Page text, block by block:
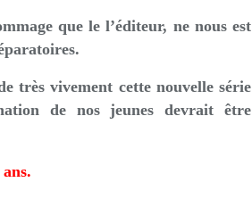
que le l’éditeur, ne nous est
très vivement cette nouvelle série
de nos jeunes devrait être